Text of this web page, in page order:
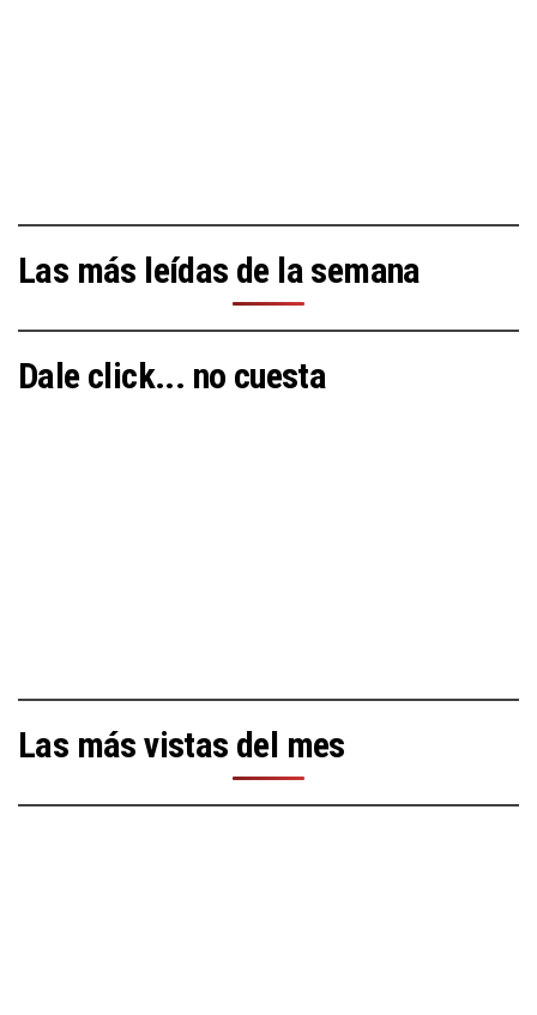
Las más leídas de la semana
Dale click... no cuesta
Las más vistas del mes